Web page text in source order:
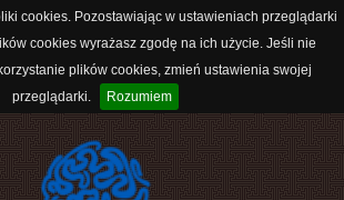
cookies. Pozostawiając w ustawieniach przeglądarki
cookies wyrażasz zgodę na ich użycie. Jeśli nie
plików cookies, zmień ustawienia swojej
przeglądarki.
Rozumiem